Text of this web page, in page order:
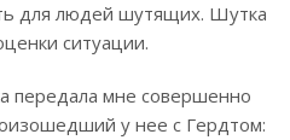
для людей шутящих. Шутка
ситуации.
передала мне совершенно
у нее с Гердтом: